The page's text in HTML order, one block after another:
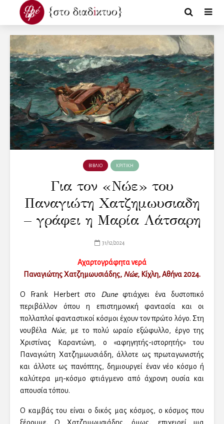
ΒΙΒΛΙΟ ΚΡΙΤΙΚΗ
Για τον «Νώε» του
Παναγιώτη Χατζημωυσιαδη
– γράφει η Μαρία Λάτσαρη
31/12/2024
Αχαρτογράφητα νερά
Παναγιώτης Χατζημωυσιάδης, Νώε, Κίχλη, Αθήνα 2024.
Ο Frank Herbert στο Duneφτιάχνει ένα δυστοπικό
περιβάλλον όπου η επιστημονική φαντασία και οι
πολλαπλοί φανταστικοί κόσμοι έχουν τον πρώτο λόγο. Στη
νουβέλα Νώε, με το πολύ ωραίο εξώφυλλο, έργο της
Χριστίνας Καραντώνη, ο «αφηγητής-ιστορητής» του
Παναγιώτη Χατζημωυσιάδη, άλλοτε ως πρωταγωνιστής
και άλλοτε ως πανόπτης, δημιουργεί έναν νέο κόσμο ή
καλύτερα μη-κόσμο φτιάγμενο από άχρονη ουσία και
απουσία τόπου.
Ο καμβάς του είναι ο δικός μας κόσμος, ο κόσμος που